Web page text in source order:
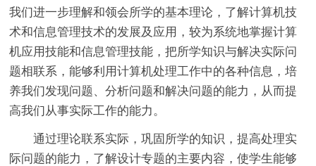
我们进一步理解和领会所学的基本理论，了解计算机技
术和信息管理技术的发展及应用，较为系统地掌握计算
机应用技能和信息管理技能，把所学知识与解决实际问
题相联系，能够利用计算机处理工作中的各种信息，培
养我们发现问题、分析问题和解决问题的能力，从而提
高我们从事实际工作的能力。
通过理论联系实际，巩固所学的知识，提高处理实
际问题的能力，了解设计专题的主要内容，使学生能够